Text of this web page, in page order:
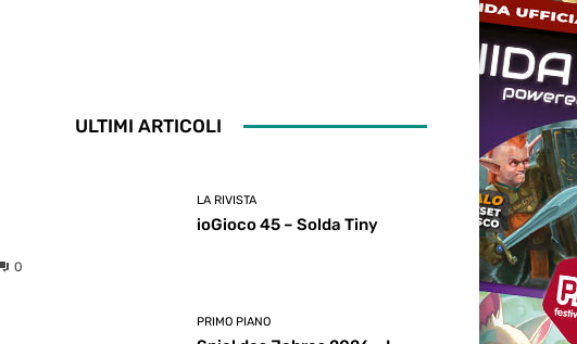
0
ULTIMI ARTICOLI
LA RIVISTA
ioGioco 45 – Solda Tiny
PRIMO PIANO